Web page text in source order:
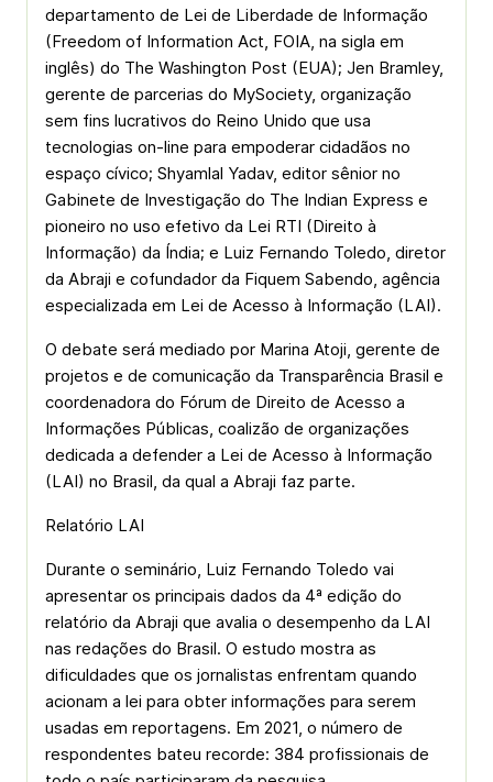
departamento de Lei de Liberdade de Informação
(Freedom of Information Act, FOIA, na sigla em
inglês) do The Washington Post (EUA); Jen Bramley,
gerente de parcerias do MySociety, organização
sem fins lucrativos do Reino Unido que usa
tecnologias on-line para empoderar cidadãos no
espaço cívico; Shyamlal Yadav, editor sênior no
Gabinete de Investigação do The Indian Express e
pioneiro no uso efetivo da Lei RTI (Direito à
Informação) da Índia; e Luiz Fernando Toledo, diretor
da Abraji e cofundador da Fiquem Sabendo, agência
especializada em Lei de Acesso à Informação (LAI).
O debate será mediado por Marina Atoji, gerente de
projetos e de comunicação da Transparência Brasil e
coordenadora do Fórum de Direito de Acesso a
Informações Públicas, coalizão de organizações
dedicada a defender a Lei de Acesso à Informação
(LAI) no Brasil, da qual a Abraji faz parte.
Relatório LAI
Durante o seminário, Luiz Fernando Toledo vai
apresentar os principais dados da 4ª edição do
relatório da Abraji que avalia o desempenho da LAI
nas redações do Brasil. O estudo mostra as
dificuldades que os jornalistas enfrentam quando
acionam a lei para obter informações para serem
usadas em reportagens. Em 2021, o número de
respondentes bateu recorde: 384 profissionais de